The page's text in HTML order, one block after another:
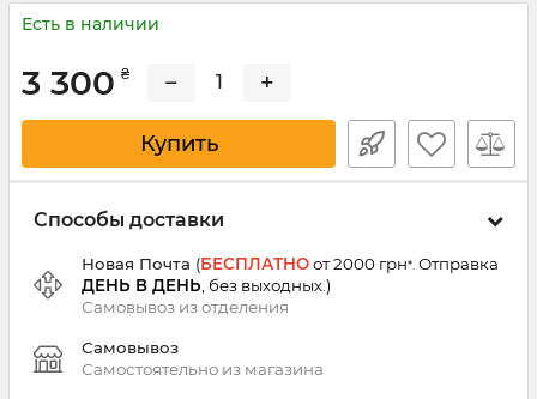
Есть в наличии
3 300 ₴ − +
Купить
Способы доставки
Новая Почта (БЕСПЛАТНОот 2000 грн*. Отправка
ДЕНЬ В ДЕНЬ , без выходных.)
Самовывоз изотделения
Самовывоз
Самостоятельно из магазина